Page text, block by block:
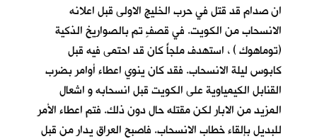
ان صدام قد قتل في حرب الخليج الاولى قبل اعلانه
الانسحاب من الكويت. في قصفٍ تم بالصواريخ الذكية
(توماهوك ) ، استهدف ملجأً كان قد احتمى فيه قبل
كابوس ليلة الانسحاب. فقد كان ينوي اعطاء أوامر بضرب
القنابل الكيمياوية على الكويت قبل انسحابه و اشعال
المزيد من الابار لكن مقتله حال دون ذلك. فتم اعطاء الأمر
للبديل بإلقاء خطاب الانسحاب. فاصبح العراق يدار من قبل